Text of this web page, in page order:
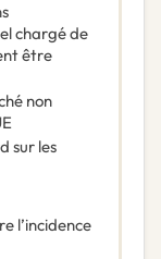
chargé de
être
non
sur les
l’incidence